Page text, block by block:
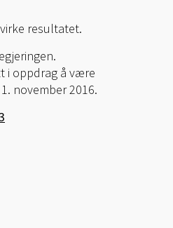
resultatet.
i oppdrag å være
november 2016.